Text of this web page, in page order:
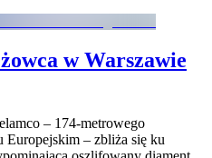
w Warszawie
– 174-metrowego
– zbliża się ku